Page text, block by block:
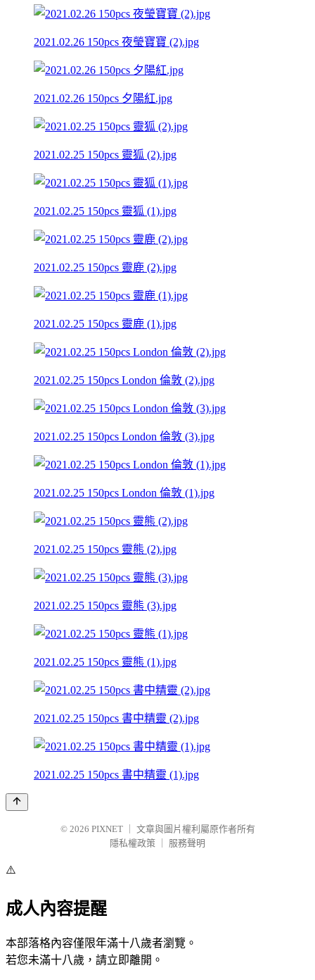
2021.02.26 150pcs 夜瑩寶寶 (2).jpg
2021.02.26 150pcs 夕陽紅.jpg
2021.02.25 150pcs 靈狐 (2).jpg
2021.02.25 150pcs 靈狐 (1).jpg
2021.02.25 150pcs 靈鹿 (2).jpg
2021.02.25 150pcs 靈鹿 (1).jpg
2021.02.25 150pcs London 倫敦 (2).jpg
2021.02.25 150pcs London 倫敦 (3).jpg
2021.02.25 150pcs London 倫敦 (1).jpg
2021.02.25 150pcs 靈熊 (2).jpg
2021.02.25 150pcs 靈熊 (3).jpg
2021.02.25 150pcs 靈熊 (1).jpg
2021.02.25 150pcs 書中精靈 (2).jpg
2021.02.25 150pcs 書中精靈 (1).jpg
© 2026 PIXNET
文章與圖片權利屬原作者所有
隱私權政策
服務聲明
⚠️
成人內容提醒
本部落格內容僅限年滿十八歲者瀏覽。
若您未滿十八歲，請立即離開。